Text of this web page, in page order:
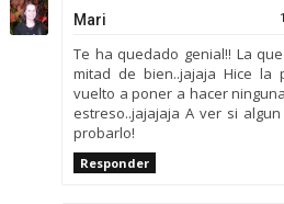
Mari
Te ha quedado genial!! La
mitad de bien..jajaja Hice la
vuelto a poner a hacer
estreso..jajajaja A ver si
probarlo!
Responder